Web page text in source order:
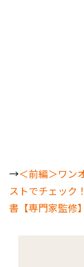
→＜前編＞ワン
ストでチェック
書【専門家監修】